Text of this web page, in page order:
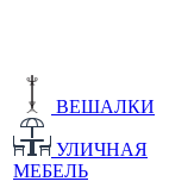
ВЕШАЛКИ
УЛИЧНАЯ
МЕБЕЛЬ